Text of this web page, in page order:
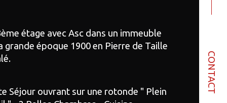
CONTACT
Valeurs
de pièces
étage avec Asc dans un immeuble
grande époque 1900 en Pierre de Taille
Séjour ouvrant sur une rotonde " Plein